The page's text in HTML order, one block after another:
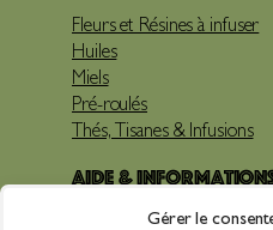
Gérer le
Fleurs et Résines à infuser
Huiles
Miels
Pré-roulés
Thés, Tisanes & Infusions
Aide &